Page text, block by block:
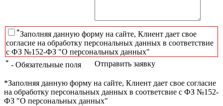
*Заполняя данную форму на сайте, Клиент дает свое
согласие на обработку персональных данных в соответствие
с ФЗ №152-ФЗ "О персональных данных"
* - Обязательные поля Отправить заявку
*Заполняя данную форму на сайте, Клиент дает свое согласие
на обработку персональных данных в соответсвие с ФЗ №152-
ФЗ "О персональных данных"